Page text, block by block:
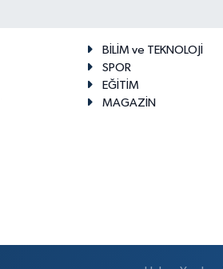
BİLİM ve TEKNOLOJİ
SPOR
EĞİTİM
MAGAZİN